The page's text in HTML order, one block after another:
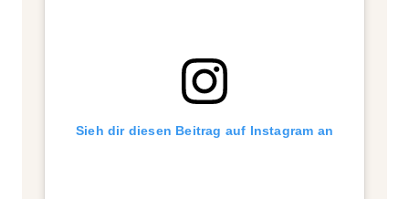
Sieh dir diesen Beitrag auf Instagram an